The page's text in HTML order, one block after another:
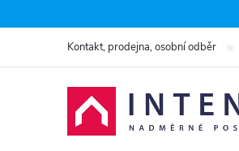
na
Kontakt, prodejna, osobní odběr